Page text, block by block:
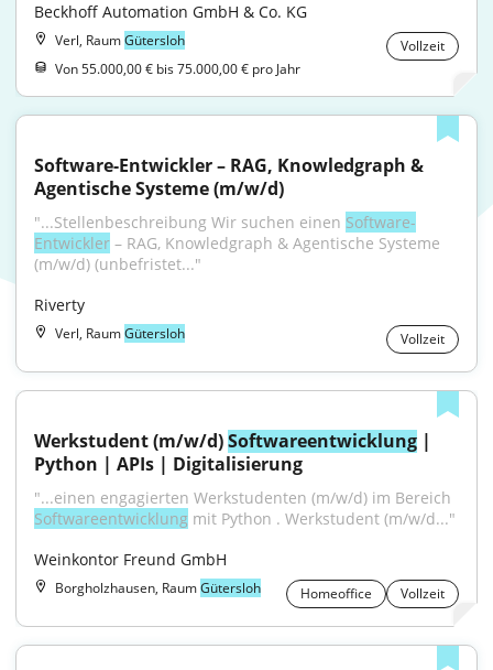
Beckhoff Automation GmbH & Co. KG
Verl, RaumGütersloh
Vollzeit
Von 55.000,00 € bis 75.000,00 € pro Jahr
Software-Entwickler – RAG, Knowledgraph &
Agentische Systeme (m/w/d)
"...Stellenbeschreibung Wir suchen einen Software-
Entwickler – RAG, Knowledgraph & Agentische Systeme
(m/w/d) (unbefristet..."
Riverty
Verl, RaumGütersloh Vollzeit
Werkstudent (m/w/d) Softwareentwicklung |
Python | APIs | Digitalisierung
Softwareentwicklung mit Python . Werkstudent (m/w/d..."
Weinkontor Freund GmbH
Borgholzhausen, RaumGütersloh Homeoffice Vollzeit